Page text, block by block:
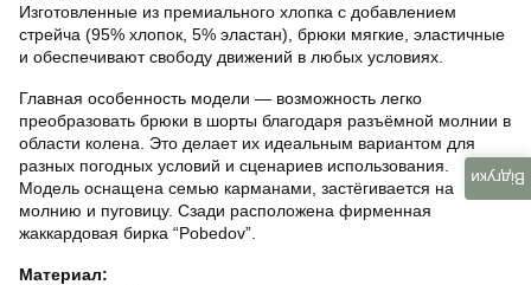
Изготовленные из премиального хлопка с добавлением
стрейча (95% хлопок, 5% эластан), брюки мягкие, эластичные
и обеспечивают свободу движений в любых условиях.
Главная особенность модели — возможность легко
преобразовать брюки в шорты благодаря разъёмной молнии в
области колена. Это делает их идеальным вариантом для
разных погодных условий и сценариев использования.
Модель оснащена семью карманами, застёгивается на
молнию и пуговицу. Сзади расположена фирменная
жаккардовая бирка “Pobedov”.
Материал:
Відгуки